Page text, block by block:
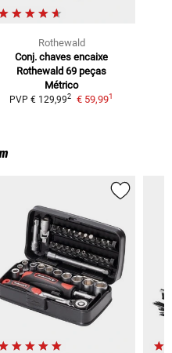
Rothewald
Conj. chaves encaixe
Rothewald 69 peças
Métrico
PVP € 129,992 € 59,991